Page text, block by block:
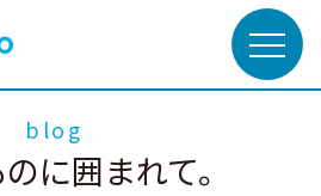
blog
に囲まれて。